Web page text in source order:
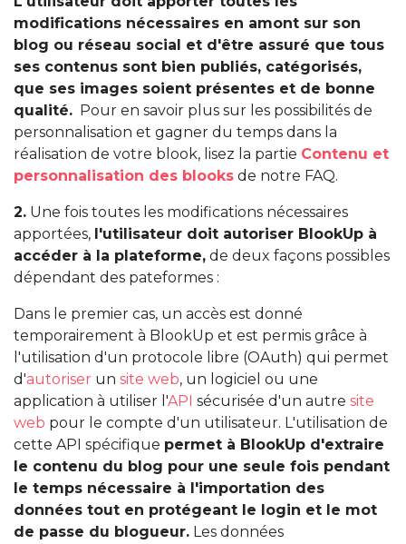
modifications nécessaires en amont sur son
blog ou réseau social et d'être assuré que tous
ses contenus sont bien publiés, catégorisés,
que ses images soient présentes et de bonne
qualité. Pour en savoir plus sur les possibilités de
personnalisation et gagner du temps dans la
réalisation de votre blook, lisez la partie Contenu et
personnalisation des blooks de notre FAQ.
2. Une fois toutes les modifications nécessaires
apportées, l'utilisateur doit autoriser BlookUp à
accéder à la plateforme, de deux façons possibles
dépendant des pateformes :
Dans le premier cas, un accès est donné
temporairement à BlookUp et est permis grâce à
l'utilisation d'un protocole libre (OAuth) qui permet
d'autoriser un site web, un logiciel ou une
application à utiliser l'API sécurisée d'un autre site
web pour le compte d'un utilisateur. L'utilisation de
cette API spécifique permet à BlookUp d'extraire
le contenu du blog pour une seule fois pendant
le temps nécessaire à l'importation des
données tout en protégeant le login et le mot
de passe du blogueur. Les données